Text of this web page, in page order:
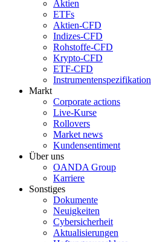
Aktien
ETFs
Aktien-CFD
Indizes-CFD
Rohstoffe-CFD
Krypto-CFD
ETF-CFD
Instrumentenspezifikation
Markt
Corporate actions
Live-Kurse
Rollovers
Market news
Kundensentiment
Über uns
OANDA Group
Karriere
Sonstiges
Dokumente
Neuigkeiten
Cybersicherheit
Aktualisierungen